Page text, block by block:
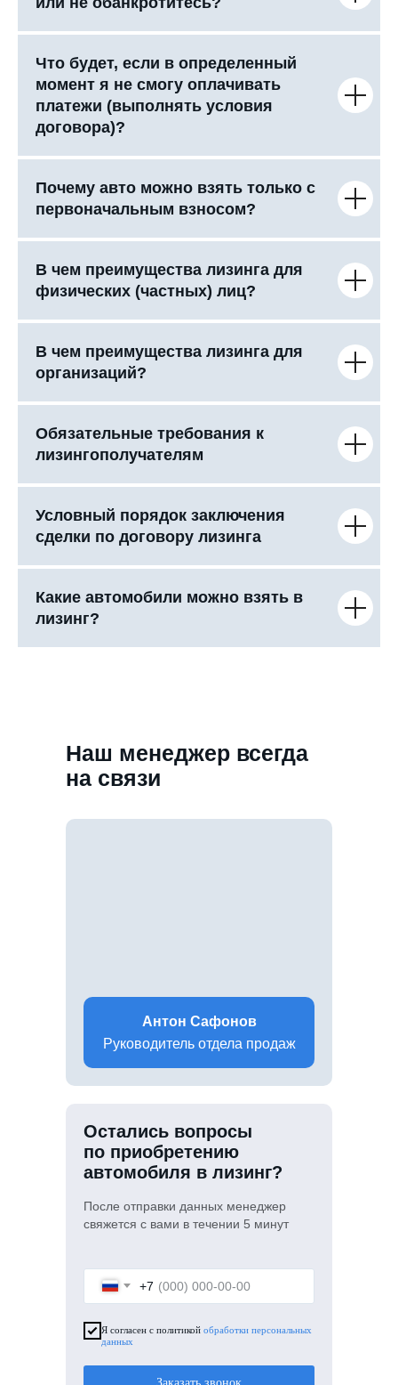
Что будет, если в определенный
момент я не смогу оплачивать
платежи (выполнять условия
договора)?
Почему авто можно взять только с
первоначальным взносом?
В чем преимущества лизинга для
физических (частных) лиц?
В чем преимущества лизинга для
организаций?
Обязательные требования к
лизингополучателям
Условный порядок заключения
сделки по договору лизинга
Какие автомобили можно взять в
лизинг?
Наш менеджер всегда
на связи
+7
Я согласен с политикой обработки персональных
данных
Остались вопросы
по приобретению
автомобиля в лизинг?
После отправки данных менеджер
свяжется с вами в течении 5 минут
Антон Сафонов
Руководитель отдела продаж